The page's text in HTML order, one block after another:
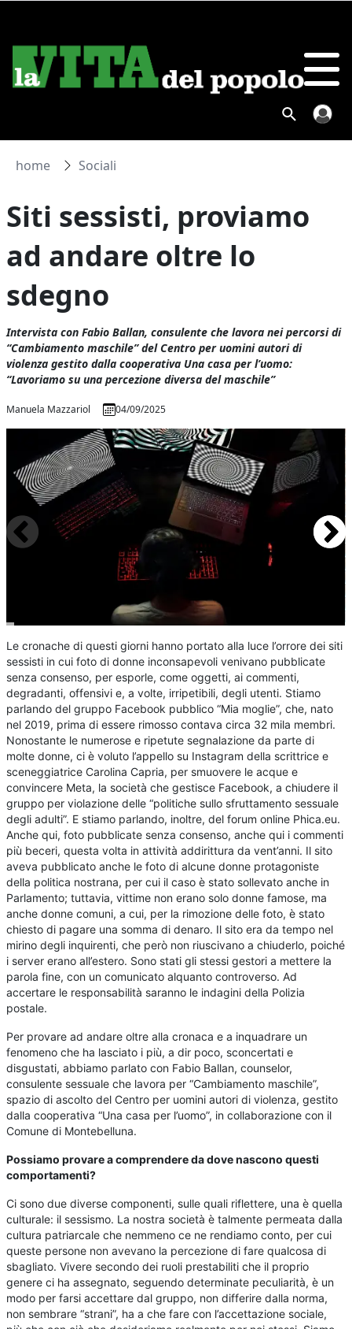
home Sociali
Siti sessisti, proviamo
ad andare oltre lo
sdegno
Intervista con Fabio Ballan, consulente che lavora nei percorsi di
“Cambiamento maschile” del Centro per uomini autori di
violenza gestito dalla cooperativa Una casa per l’uomo:
“Lavoriamo su una percezione diversa del maschile”
Manuela Mazzariol 04/09/2025
Le cronache di questi giorni hanno portato alla luce l’orrore dei siti
sessisti in cui foto di donne inconsapevoli venivano pubblicate
senza consenso, per esporle, come oggetti, ai commenti,
degradanti, offensivi e, a volte, irripetibili, degli utenti. Stiamo
parlando del gruppo Facebook pubblico “Mia moglie”, che, nato
nel 2019, prima di essere rimosso contava circa 32 mila membri.
Nonostante le numerose e ripetute segnalazione da parte di
molte donne, ci è voluto l’appello su Instagram della scrittrice e
sceneggiatrice Carolina Capria, per smuovere le acque e
convincere Meta, la società che gestisce Facebook, a chiudere il
gruppo per violazione delle “politiche sullo sfruttamento sessuale
degli adulti”. E stiamo parlando, inoltre, del forum online Phica.eu.
Anche qui, foto pubblicate senza consenso, anche qui i commenti
più beceri, questa volta in attività addirittura da vent’anni. Il sito
aveva pubblicato anche le foto di alcune donne protagoniste
della politica nostrana, per cui il caso è stato sollevato anche in
Parlamento; tuttavia, vittime non erano solo donne famose, ma
anche donne comuni, a cui, per la rimozione delle foto, è stato
chiesto di pagare una somma di denaro. Il sito era da tempo nel
mirino degli inquirenti, che però non riuscivano a chiuderlo, poiché
i server erano all’estero. Sono stati gli stessi gestori a mettere la
parola fine, con un comunicato alquanto controverso. Ad
accertare le responsabilità saranno le indagini della Polizia
postale.
Per provare ad andare oltre alla cronaca e a inquadrare un
fenomeno che ha lasciato i più, a dir poco, sconcertati e
disgustati, abbiamo parlato con Fabio Ballan, counselor,
consulente sessuale che lavora per “Cambiamento maschile”,
spazio di ascolto del Centro per uomini autori di violenza, gestito
dalla cooperativa “Una casa per l’uomo”, in collaborazione con il
Comune di Montebelluna.
Possiamo provare a comprendere da dove nascono questi
comportamenti?
Ci sono due diverse componenti, sulle quali riflettere, una è quella
culturale: il sessismo. La nostra società è talmente permeata dalla
cultura patriarcale che nemmeno ce ne rendiamo conto, per cui
queste persone non avevano la percezione di fare qualcosa di
sbagliato. Vivere secondo dei ruoli prestabiliti che il proprio
genere ci ha assegnato, seguendo determinate peculiarità, è un
modo per farsi accettare dal gruppo, non differire dalla norma,
non sembrare “strani”, ha a che fare con l’accettazione sociale,